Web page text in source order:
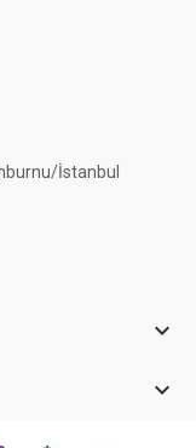
İstanbul

